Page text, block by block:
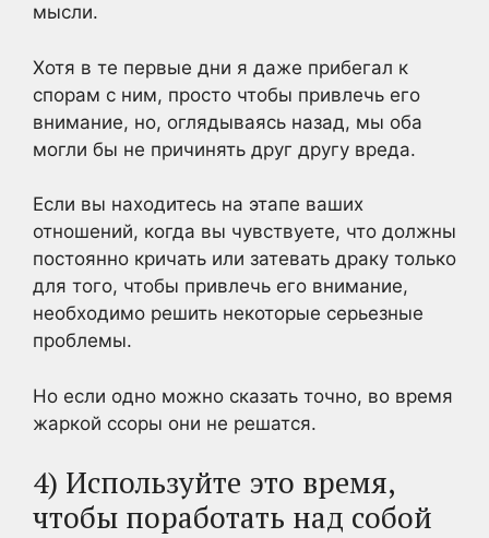
мысли.
Хотя в те первые дни я даже прибегал к
спорам с ним, просто чтобы привлечь его
внимание, но, оглядываясь назад, мы оба
могли бы не причинять друг другу вреда.
Если вы находитесь на этапе ваших
отношений, когда вы чувствуете, что должны
постоянно кричать или затевать драку только
для того, чтобы привлечь его внимание,
необходимо решить некоторые серьезные
проблемы.
Но если одно можно сказать точно, во время
жаркой ссоры они не решатся.
4) Используйте это время,
чтобы поработать над собой